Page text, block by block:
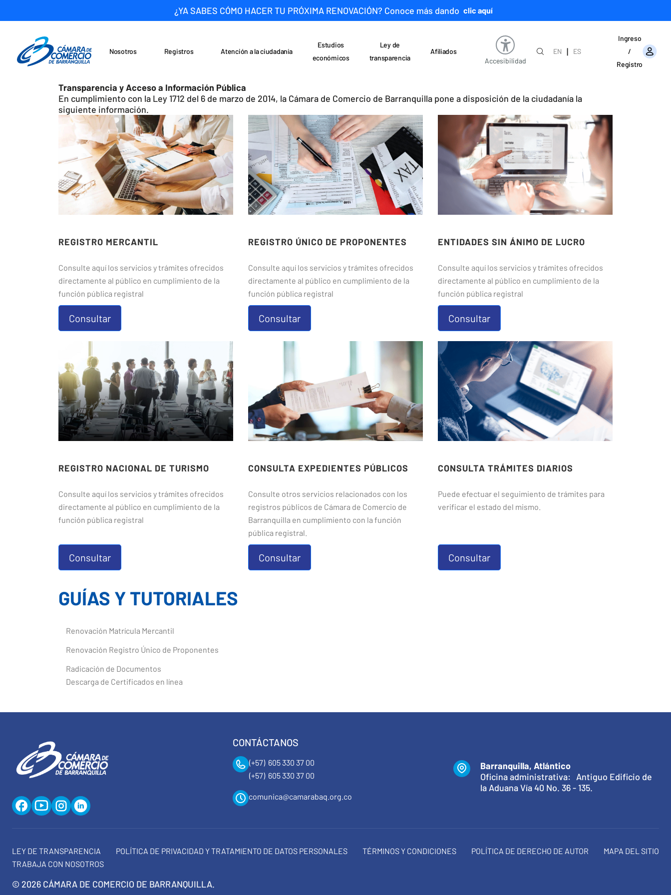
¿YA SABES CÓMO HACER TU PRÓXIMA RENOVACIÓN? Conoce más dando clic aquí
Nosotros Registros
Atención a la ciudadanía
Estudios
económicos
Ley de
transparencia
Afiliados
Accesibilidad
EN |
ES
Ingreso
/
Registro
Transparencia y Acceso a Información Pública
En cumplimiento con la Ley 1712 del 6 de marzo de 2014, la Cámara de Comercio de Barranquilla pone a disposición de la ciudadanía la
siguiente información.
REGISTRO MERCANTIL
Consulte aquí los servicios y trámites ofrecidos
directamente al público en cumplimiento de la
función pública registral
REGISTRO ÚNICO DE PROPONENTES
Consulte aquí los servicios y trámites ofrecidos
directamente al público en cumplimiento de la
función pública registral
ENTIDADES SIN ÁNIMO DE LUCRO
Consulte aquí los servicios y trámites ofrecidos
directamente al público en cumplimiento de la
función pública registral
Consultar Consultar Consultar
REGISTRO NACIONAL DE TURISMO
Consulte aquí los servicios y trámites ofrecidos
directamente al público en cumplimiento de la
función pública registral
CONSULTA EXPEDIENTES PÚBLICOS
Consulte otros servicios relacionados con los
registros públicos de Cámara de Comercio de
Barranquilla en cumplimiento con la función
pública registral.
CONSULTA TRÁMITES DIARIOS
Puede efectuar el seguimiento de trámites para
verificar el estado del mismo.
Consultar Consultar Consultar
GUÍAS Y TUTORIALES
Renovación Matrícula Mercantil
Renovación Registro Único de Proponentes
Radicación de Documentos
Descarga de Certificados en línea
CONTÁCTANOS
(+57) 605 330 37 00
(+57) 605 330 37 00
comunica@camarabaq.org.co
Barranquilla, Atlántico
Oficina administrativa: Antiguo Edificio de
la Aduana Vía 40 No. 36 - 135.
LEY DE TRANSPARENCIA POLÍTICA DE PRIVACIDAD Y TRATAMIENTO DE DATOS PERSONALES TÉRMINOS Y CONDICIONES POLÍTICA DE DERECHO DE AUTOR
MAPA DEL SITIO
TRABAJA CON NOSOTROS
© 2026 CÁMARA DE COMERCIO DE BARRANQUILLA.